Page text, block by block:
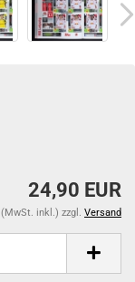
24,90 EUR
(MwSt. inkl.) zzgl. Versand